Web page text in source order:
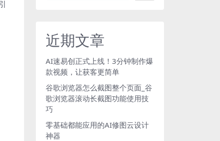
近期文章
AI速易创正式上线！3分钟制作爆
款视频，让获客更简单
谷歌浏览器怎么截图整个页面_谷
歌浏览器滚动长截图功能使用技
巧
零基础都能应用的AI修图云设计
神器